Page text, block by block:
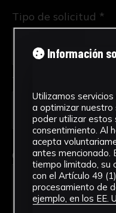
Tipo de solicitud *
Tipo de uso *
Obra en la que
FPED-0042/
Lengua
respuestas
Información
Utilizamos
a optimizar
poder utilizar estos
consentimiento. Al
acepta
antes mencionado.
tiempo limitado, su
con el Artículo 49
procesamiento de
ejemplo, en los EE.